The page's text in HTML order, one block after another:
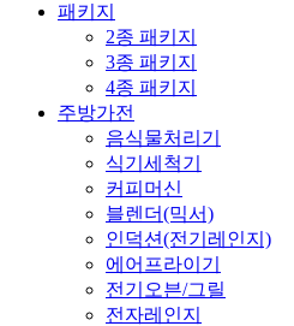
패키지
2종 패키지
3종 패키지
4종 패키지
주방가전
음식물처리기
식기세척기
커피머신
블렌더(믹서)
인덕션(전기레인지)
에어프라이기
전기오븐/그릴
전자레인지